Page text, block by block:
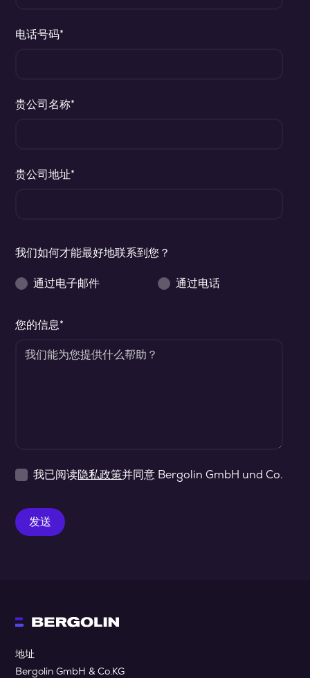
电话号码*
贵公司名称*
贵公司地址*
我们如何才能最好地联系到您？
通过电子邮件 通过电话
您的信息*
我已阅读隐私政策并同意 Bergolin GmbH und Co.
地址
Bergolin GmbH & Co.KG